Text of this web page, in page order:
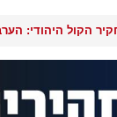
הקול היהודי: